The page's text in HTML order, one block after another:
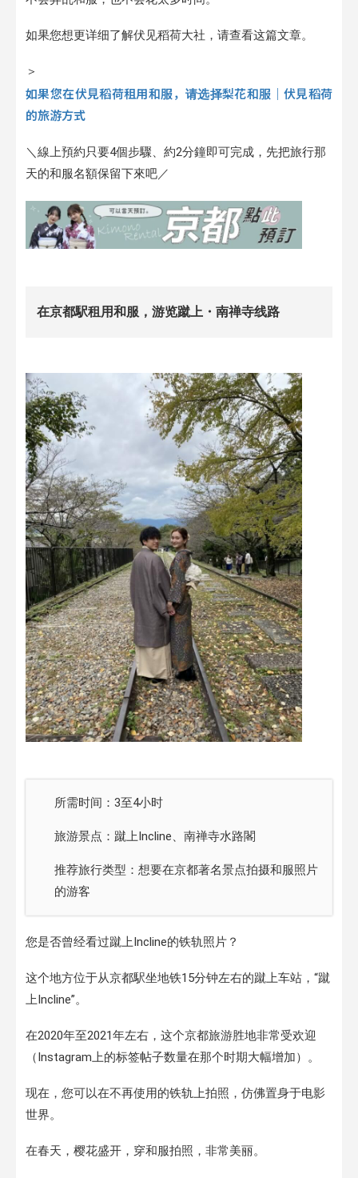
如果您想更详细了解伏见稻荷大社，请查看这篇文章。
＞
如果您在伏見稻荷租用和服，请选择梨花和服｜伏見稻荷
的旅游方式
＼線上預約只要4個步驟、約2分鐘即可完成，先把旅行那
天的和服名額保留下來吧／
在京都駅租用和服，游览蹴上・南禅寺线路
所需时间：3至4小时
旅游景点：蹴上Incline、南禅寺水路閣
推荐旅行类型：想要在京都著名景点拍摄和服照片
的游客
您是否曾经看过蹴上Incline的铁轨照片？
这个地方位于从京都駅坐地铁15分钟左右的蹴上车站，“蹴
上Incline”。
在2020年至2021年左右，这个京都旅游胜地非常受欢迎
（Instagram上的标签帖子数量在那个时期大幅增加）。
现在，您可以在不再使用的铁轨上拍照，仿佛置身于电影
世界。
在春天，樱花盛开，穿和服拍照，非常美丽。